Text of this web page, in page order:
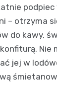
– otrzyma
do kawy,
Nie
jej w